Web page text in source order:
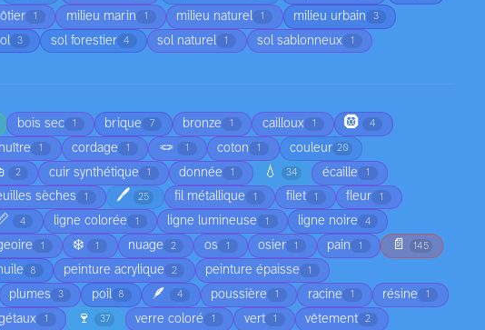
1 milieu marin 1 milieu naturel 1 milieu urbain 3
3 sol forestier 4 sol naturel 1 sol sablonneux 1
bois sec 1 brique 7 bronze 1 cailloux 1 🛞 4
1 cordage 1 🪢 1 coton 1 couleur 20
2 cuir synthétique 1 donnée 1 💧 34 écaille 1
sèches 1 🖊️ 25 fil métallique 1 filet 1 fleur 1
4 ligne colorée 1 ligne lumineuse 1 ligne noire 4
1 ❄️ 1 nuage 2 os 1 osier 1 pain 1 📄 145
8 peinture acrylique 2 peinture épaisse 1
plumes 3 poil 8 🪶 4 poussière 1 racine 1 résine 1
1 🍷 37 verre coloré 1 vert 1 vêtement 2